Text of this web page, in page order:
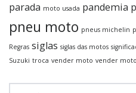
parada moto usada pandemia
pneu moto pneus michelin
Regras siglas siglas das motos
Suzuki troca vender moto vender